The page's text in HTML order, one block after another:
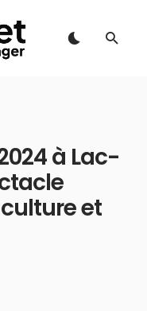
à Lac-
et